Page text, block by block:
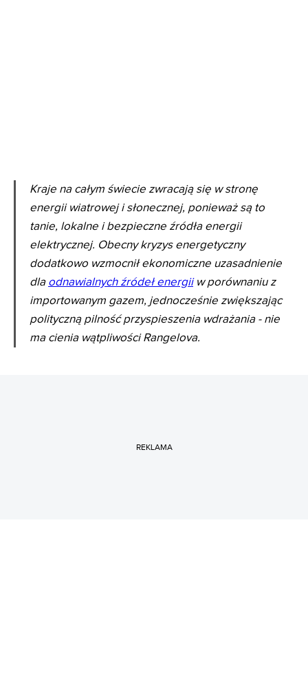
Kraje na całym świecie zwracają się w stronę
energii wiatrowej i słonecznej, ponieważ są to
tanie, lokalne i bezpieczne źródła energii
elektrycznej. Obecny kryzys energetyczny
dodatkowo wzmocnił ekonomiczne uzasadnienie
dla odnawialnych źródeł energiiw porównaniu z
importowanym gazem, jednocześnie zwiększając
polityczną pilność przyspieszenia wdrażania - nie
ma cienia wątpliwości Rangelova.
REKLAMA